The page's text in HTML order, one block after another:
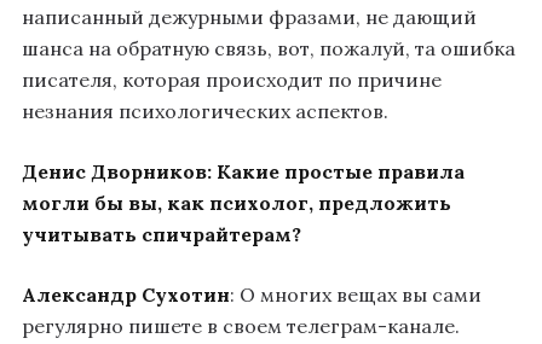
написанный дежурными фразами, не дающий
шанса на обратную связь, вот, пожалуй, та ошибка
писателя, которая происходит по причине
незнания психологических аспектов.
Денис Дворников: Какие простые правила
могли бы вы, как психолог, предложить
учитывать спичрайтерам?
Александр Сухотин: О многих вещах вы сами
регулярно пишете в своем телеграм-канале.